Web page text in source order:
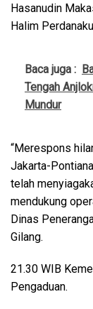
Hasanudin
Halim
Baca juga :
Tengah
Mundur
“Merespons
Jakarta-
telah
mendukung
Dinas
Gilang.
21.30 WIB
Pengaduan.